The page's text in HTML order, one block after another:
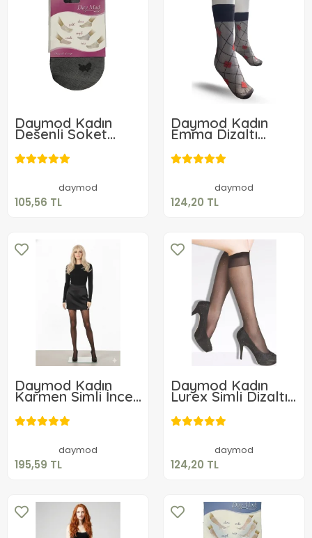
Daymod Kadın
Desenli Soket
Beyaz
daymod
105,56 TL
105,56 TL
Daymod Kadın
Emma Dizaltı
Çorap
daymod
124,20 TL
124,20 TL
Daymod Kadın
Karmen Simli İnce
Külotlu Çorap
daymod
195,59 TL
195,59 TL
Daymod Kadın
Lurex Simli Dizaltı
Çorap
daymod
124,20 TL
124,20 TL